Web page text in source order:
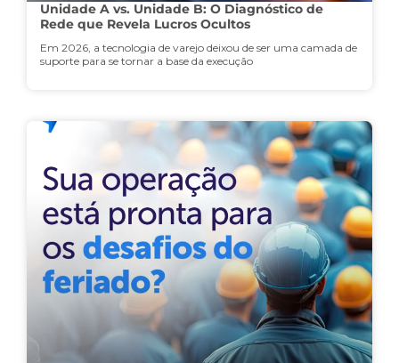
Unidade A vs. Unidade B: O Diagnóstico de
Rede que Revela Lucros Ocultos
Em 2026, a tecnologia de varejo deixou de ser uma camada de
suporte para se tornar a base da execução